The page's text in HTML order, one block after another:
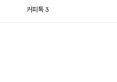
커피톡 3